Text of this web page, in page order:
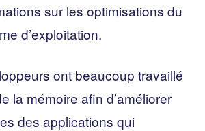
sur les optimisations du
d’exploitation.
ont beaucoup travaillé
la mémoire afin d’améliorer
des applications qui